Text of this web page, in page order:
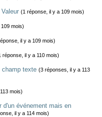
(1 réponse, il y a 109 mois)
mois)
il y a 109 mois)
réponse, il y a 110 mois)
champ texte (3 réponses, il y a 113
mois)
d'un événement mais en
il y a 114 mois)